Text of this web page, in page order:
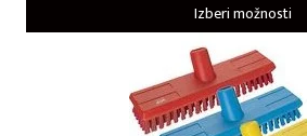
Izberi možnosti